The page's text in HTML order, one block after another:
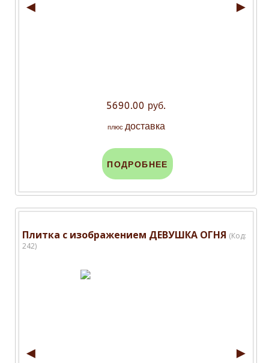
◄ ►
5690.00 руб.
плюс доставка
ПОДРОБНЕЕ
Плитка с изображением ДЕВУШКА ОГНЯ (Код:
242)
◄ ►